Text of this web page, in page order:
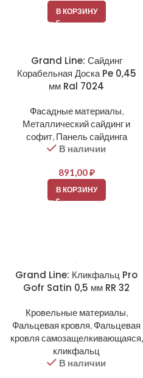
В КОРЗИНУ
Grand Line: Сайдинг
Корабельная Доска Pe 0,45
мм Ral 7024
Фасадные материалы,
Металлический сайдинг и
софит, Панель сайдинга
В наличии
891,00₽
В КОРЗИНУ
Grand Line: Кликфальц Pro
Gofr Satin 0,5 мм RR 32
Кровельные материалы,
Фальцевая кровля, Фальцевая
кровля самозащелкивающаяся,
кликфальц
В наличии